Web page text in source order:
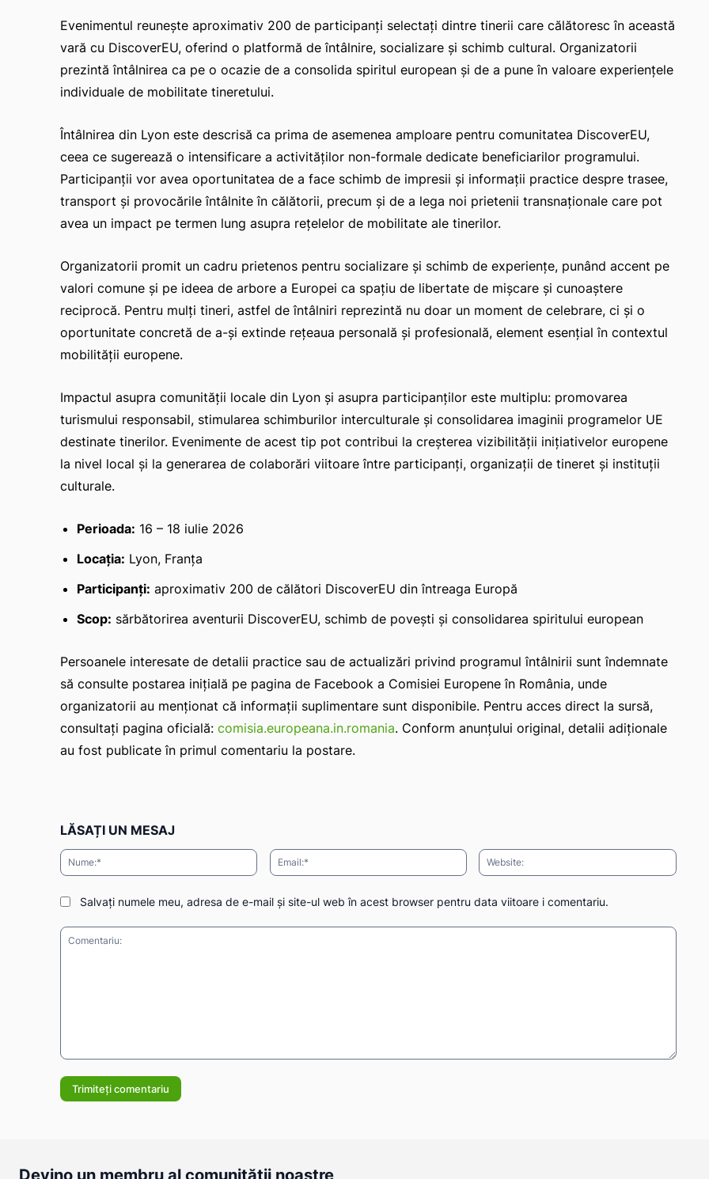
Evenimentul reunește aproximativ 200 de participanți selectați dintre tinerii care călătoresc în această
vară cu DiscoverEU, oferind o platformă de întâlnire, socializare și schimb cultural. Organizatorii
prezintă întâlnirea ca pe o ocazie de a consolida spiritul european și de a pune în valoare experiențele
individuale de mobilitate tineretului.
Întâlnirea din Lyon este descrisă ca prima de asemenea amploare pentru comunitatea DiscoverEU,
ceea ce sugerează o intensificare a activităților non-formale dedicate beneficiarilor programului.
Participanții vor avea oportunitatea de a face schimb de impresii și informații practice despre trasee,
transport și provocările întâlnite în călătorii, precum și de a lega noi prietenii transnaționale care pot
avea un impact pe termen lung asupra rețelelor de mobilitate ale tinerilor.
Organizatorii promit un cadru prietenos pentru socializare și schimb de experiențe, punând accent pe
valori comune și pe ideea de arbore a Europei ca spațiu de libertate de mișcare și cunoaștere
reciprocă. Pentru mulți tineri, astfel de întâlniri reprezintă nu doar un moment de celebrare, ci și o
oportunitate concretă de a-și extinde rețeaua personală și profesională, element esențial în contextul
mobilității europene.
Impactul asupra comunității locale din Lyon și asupra participanților este multiplu: promovarea
turismului responsabil, stimularea schimburilor interculturale și consolidarea imaginii programelor UE
destinate tinerilor. Evenimente de acest tip pot contribui la creșterea vizibilității inițiativelor europene
la nivel local și la generarea de colaborări viitoare între participanți, organizații de tineret și instituții
culturale.
Perioada: 16 – 18 iulie 2026
Locația: Lyon, Franța
Participanți: aproximativ 200 de călători DiscoverEU din întreaga Europă
Scop: sărbătorirea aventurii DiscoverEU, schimb de povești și consolidarea spiritului european
Persoanele interesate de detalii practice sau de actualizări privind programul întâlnirii sunt îndemnate
să consulte postarea inițială pe pagina de Facebook a Comisiei Europene în România, unde
organizatorii au menționat că informații suplimentare sunt disponibile. Pentru acces direct la sursă,
consultați pagina oficială: comisia.europeana.in.romania. Conform anunțului original, detalii adiționale
au fost publicate în primul comentariu la postare.
LĂSAȚI UN MESAJ
Nume:* Email:*
Salvați numele meu, adresa de e-mail și site-ul web în acest browser pentru data viitoare i comentariu.